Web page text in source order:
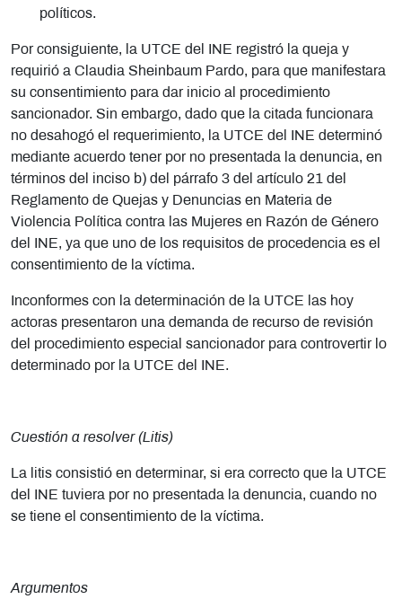
políticos.
Por consiguiente, la UTCE del INE registró la queja y
requirió a Claudia Sheinbaum Pardo, para que manifestara
su consentimiento para dar inicio al procedimiento
sancionador. Sin embargo, dado que la citada funcionara
no desahogó el requerimiento, la UTCE del INE determinó
mediante acuerdo tener por no presentada la denuncia, en
términos del inciso b) del párrafo 3 del artículo 21 del
Reglamento de Quejas y Denuncias en Materia de
Violencia Política contra las Mujeres en Razón de Género
del INE, ya que uno de los requisitos de procedencia es el
consentimiento de la víctima.
Inconformes con la determinación de la UTCE las hoy
actoras presentaron una demanda de recurso de revisión
del procedimiento especial sancionador para controvertir lo
determinado por la UTCE del INE.
Cuestión a resolver (Litis)
La litis consistió en determinar, si era correcto que la UTCE
del INE tuviera por no presentada la denuncia, cuando no
se tiene el consentimiento de la víctima.
Argumentos